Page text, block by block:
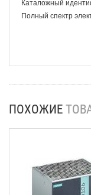
Каталожный
Полный спектр
ПОХОЖИЕ